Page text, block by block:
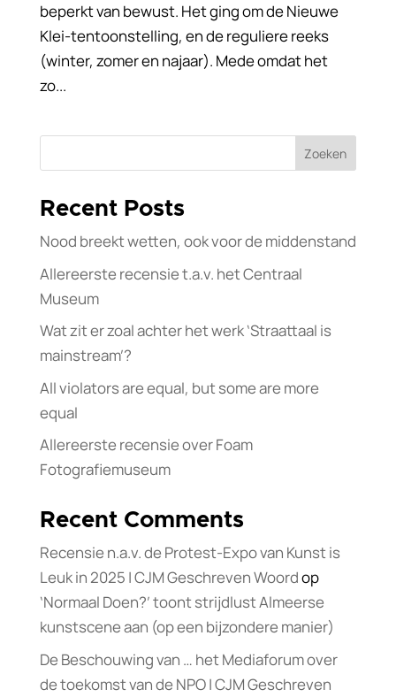
beperkt van bewust. Het ging om de Nieuwe
Klei-tentoonstelling, en de reguliere reeks
(winter, zomer en najaar). Mede omdat het
zo...
Zoeken
Recent Posts
Nood breekt wetten, ook voor de middenstand
Allereerste recensie t.a.v. het Centraal
Museum
Wat zit er zoal achter het werk ‘Straattaal is
mainstream’?
All violators are equal, but some are more
equal
Allereerste recensie over Foam
Fotografiemuseum
Recent Comments
Recensie n.a.v. de Protest-Expo van Kunst is
Leuk in 2025 | CJM Geschreven Woordop
‘Normaal Doen?’ toont strijdlust Almeerse
kunstscene aan (op een bijzondere manier)
De Beschouwing van … het Mediaforum over
de toekomst van de NPO | CJM Geschreven